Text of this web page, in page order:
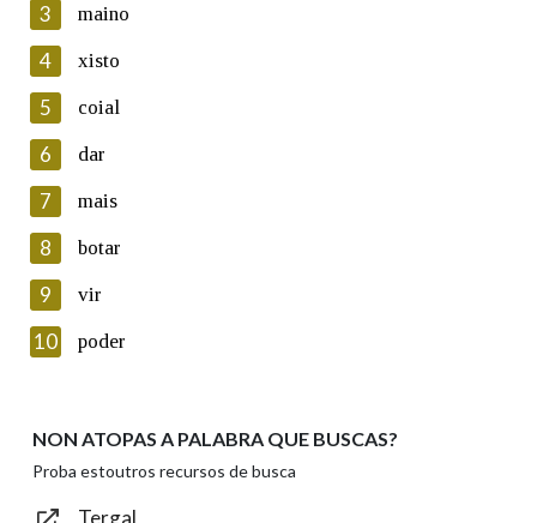
En cumprimento da normativa vixente en materia de
Protección de Datos de Carácter Persoal, a Real Academia
Galega informa a aqueles usuarios que faciliten o seu correo
electrónico, así como calquera outra información de carácter
persoal, que estes datos serán obxecto de tratamento
automatizado de carácter confidencial e incorporados aos seus
ficheiros informáticos. Así mesmo, os usuarios poderán exercer o
seu dereito de acceso, rectificación, oposición e cancelación dos
seus datos poñéndose en contacto connosco.
Lin e acepto as condicións da política de
Introduce o código que aparece na imaxe:
Texto de verificación
3 maino
4 xisto
5 coial
6 dar
7 mais
8 botar
9 vir
10 poder
NON ATOPAS A PALABRA QUE BUSCAS?
Proba estoutros recursos de busca
Tergal